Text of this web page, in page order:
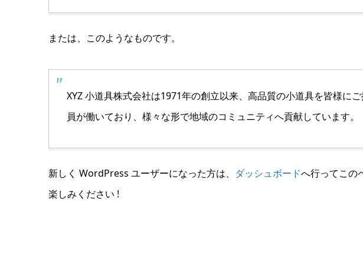
または、このようなものです。
XYZ 小道具株式会社は1971年の創立以来、高品質の小道具を皆様に
員が働いており、様々な形で地域のコミュニティへ貢献しています。
新しく WordPress ユーザーになった方は、 ダッシュボードへ行ってこの
楽しみください !